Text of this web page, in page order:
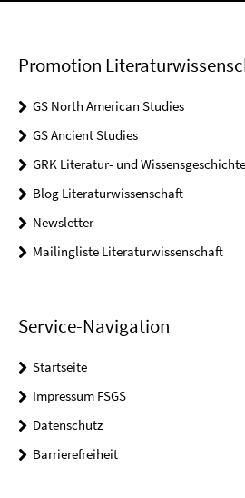
Promotion
GS North American Studies
GS Ancient Studies
GRK Literatur- und
Blog Literaturwissenschaft
Newsletter
Mailingliste Literaturwissenschaft
Service-Navigation
Startseite
Impressum FSGS
Datenschutz
Barrierefreiheit